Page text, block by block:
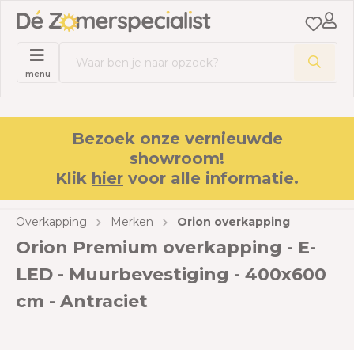
menu
Bezoek onze vernieuwde
showroom!
Klik hier voor alle informatie.
Overkapping Merken Orion overkapping
Orion Premium overkapping - E-
LED - Muurbevestiging - 400x600
cm - Antraciet